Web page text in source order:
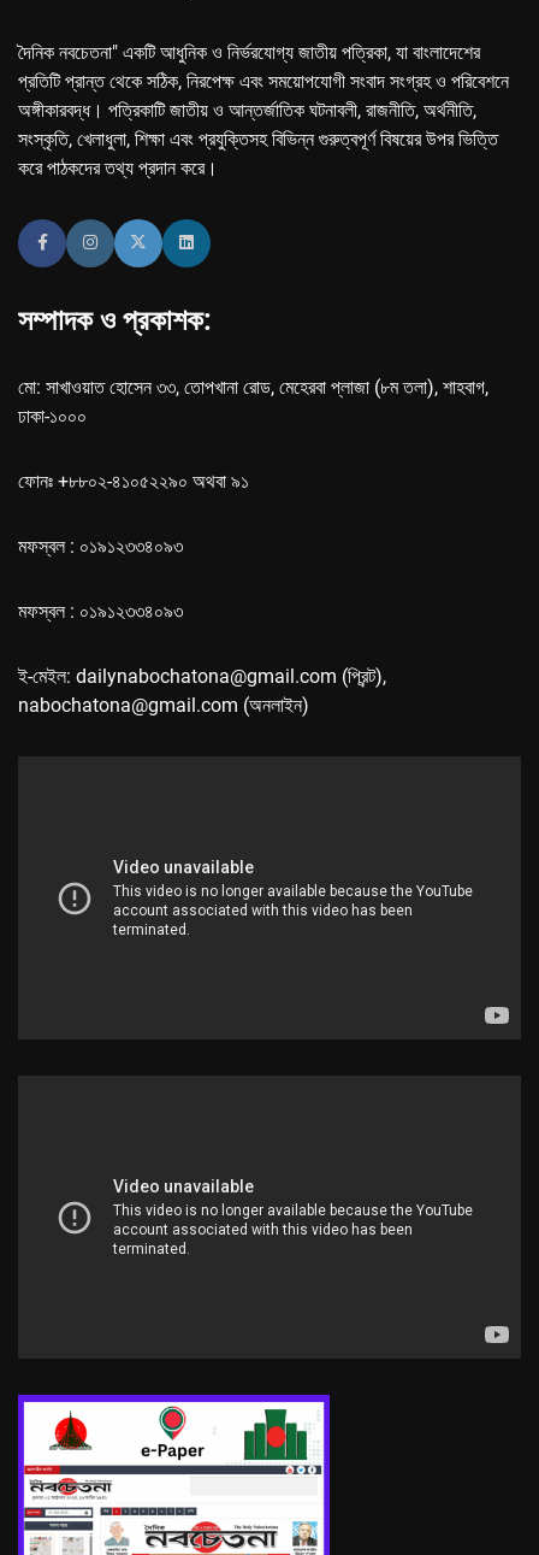
দৈনিক নবচেতনা" একটি আধুনিক ও নির্ভরযোগ্য জাতীয় পত্রিকা, যা বাংলাদেশের
প্রতিটি প্রান্ত থেকে সঠিক, নিরপেক্ষ এবং সময়োপযোগী সংবাদ সংগ্রহ ও পরিবেশনে
অঙ্গীকারবদ্ধ। পত্রিকাটি জাতীয় ও আন্তর্জাতিক ঘটনাবলী, রাজনীতি, অর্থনীতি,
সংস্কৃতি, খেলাধুলা, শিক্ষা এবং প্রযুক্তিসহ বিভিন্ন গুরুত্বপূর্ণ বিষয়ের উপর ভিত্তি
করে পাঠকদের তথ্য প্রদান করে।
সম্পাদক ও প্রকাশক:
মো: সাখাওয়াত হোসেন ৩৩, তোপখানা রোড, মেহেরবা প্লাজা (৮ম তলা), শাহবাগ,
ঢাকা-১০০০
ফোনঃ +৮৮০২-৪১০৫২২৯০ অথবা ৯১
মফস্বল : ০১৯১২৩৩৪০৯৩
মফস্বল : ০১৯১২৩৩৪০৯৩
ই-মেইল: dailynabochatona@gmail.com (প্রিন্ট),
nabochatona@gmail.com (অনলাইন)